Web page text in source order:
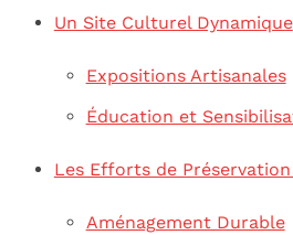
Un Site Culturel Dynamique
Expositions Artisanales
Éducation et
Les Efforts de
Aménagement Durable